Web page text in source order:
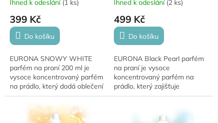
Ihned k odeslání (1 ks)
399 Kč
Do košíku
EURONA SNOWY WHITE
parfém na praní 200 ml je
vysoce koncentrovaný parfém
na prádlo, který dodá oblečení
intenzivní, dlouhotrvající vůni a
svěžest. Ideální volba pro ty,
Ihned k odeslání (2 ks)
499 Kč
Do košíku
EURONA Black Pearl parfém
na praní je vysoce
koncentrovaný parfém na
prádlo, který zajišťuje
dlouhotrvající vůni a svěžest i
většinu textilií...